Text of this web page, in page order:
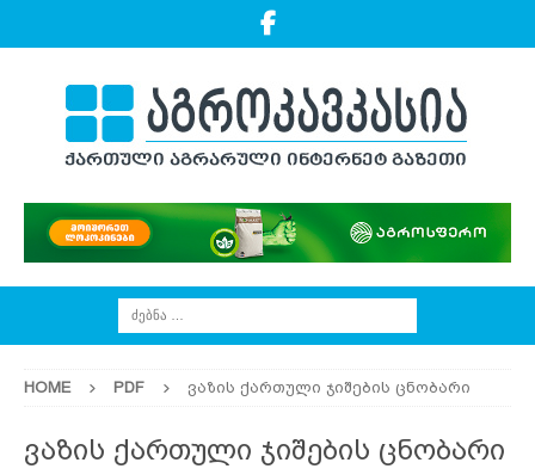
HOME PDF ვაზის ქართული ჯიშების ცნობარი
ვაზის ქართული ჯიშების ცნობარი